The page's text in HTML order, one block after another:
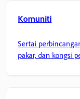
Komuniti
Sertai
pakar, dan kongsi